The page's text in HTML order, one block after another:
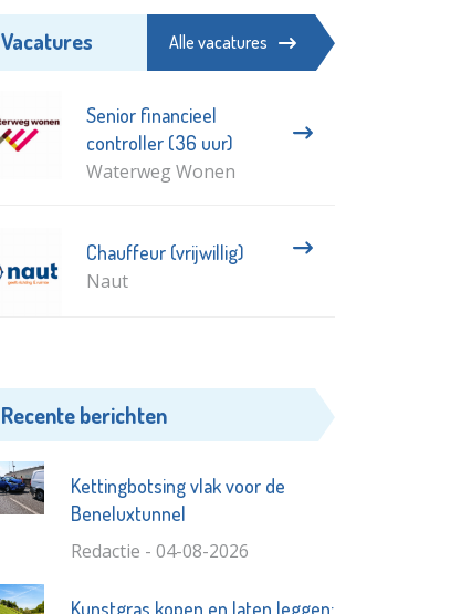
Vacatures Alle vacatures
Senior financieel
controller (36 uur)
Waterweg Wonen
Chauffeur (vrijwillig)
Naut
Recente berichten
Kettingbotsing vlak voor de
Beneluxtunnel
Redactie - 04-08-2026
Kunstgras kopen en laten leggen: